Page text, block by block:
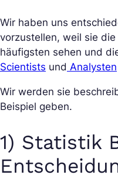
Wir haben uns
vorzustellen, weil sie
häufigsten sehen und
Scientists und Analysten
Wir werden sie
Beispiel geben.
1) Statistik